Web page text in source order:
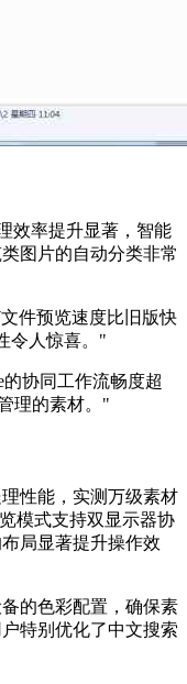
效率提升显著，智能
图片的自动分类非常
件预览速度比旧版快
令人惊喜。"
协同工作流畅度超
理的素材。"
性能，实测万级素材
模式支持双显示器协
局显著提升操作效
的色彩配置，确保素
特别优化了中文搜索